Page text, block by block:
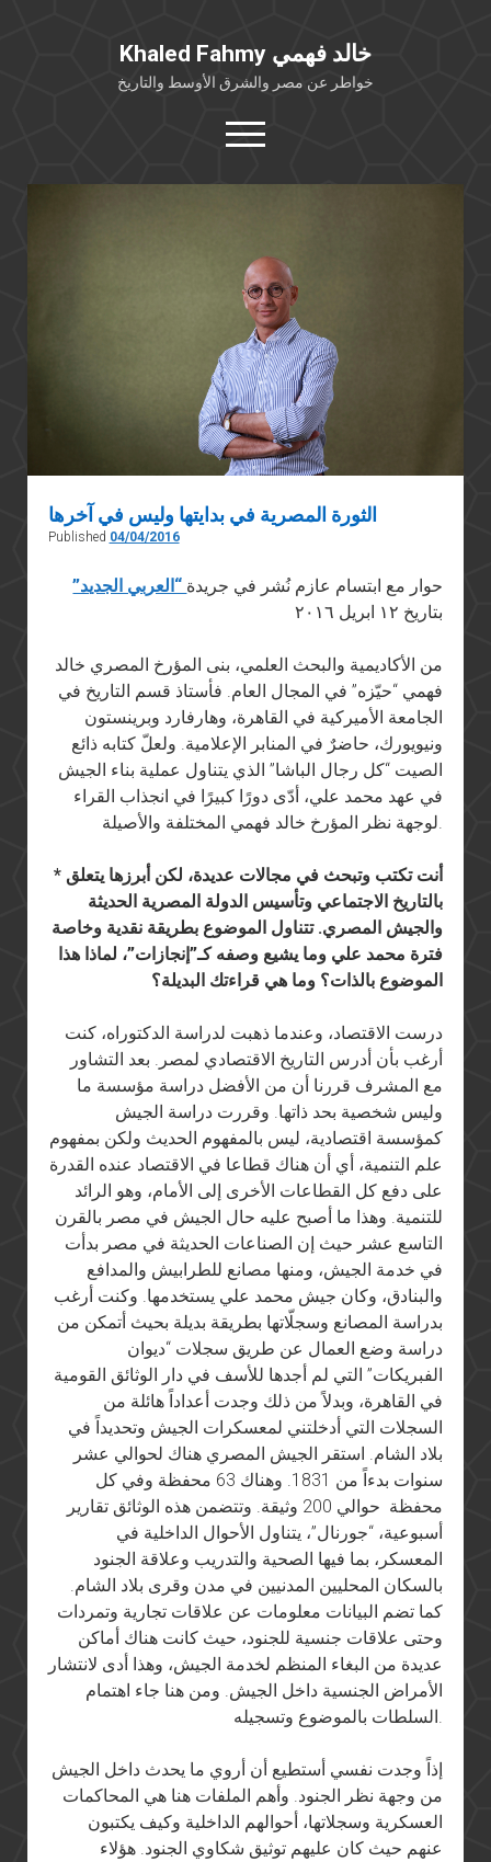
Khaled Fahmy خالد فهمي
خواطر عن مصر والشرق الأوسط والتاريخ
open
menu
twitterfacebook
كتابات أكاديمية
مقالات صحافية
بوستات من فيسبوك
مقابلات في الإعلام
Languages
الثورة المصرية في بدايتها وليس في آخرها
Published 04/04/2016
حوار مع ابتسام عازم نُشر في جريدة “العربي الجديد”
بتاريخ ١٢ ابريل ٢٠١٦
من الأكاديمية والبحث العلمي، بنى المؤرخ المصري خالد
فهمي “حيّزه” في المجال العام. فأستاذ قسم التاريخ في
الجامعة الأميركية في القاهرة، وهارفارد وبرينستون
ونيويورك، حاضرٌ في المنابر الإعلامية. ولعلّ كتابه ذائع
الصيت “كل رجال الباشا” الذي يتناول عملية بناء الجيش
في عهد محمد علي، أدّى دورًا كبيرًا في انجذاب القراء
* أنت تكتب وتبحث في مجالات عديدة، لكن أبرزها يتعلق
بالتاريخ الاجتماعي وتأسيس الدولة المصرية الحديثة
والجيش المصري. تتناول الموضوع بطريقة نقدية وخاصة
فترة محمد علي وما يشيع وصفه كـ”إنجازات”، لماذا هذا
الموضوع بالذات؟ وما هي قراءتك البديلة؟
درست الاقتصاد، وعندما ذهبت لدراسة الدكتوراه، كنت
أرغب بأن أدرس التاريخ الاقتصادي لمصر. بعد التشاور
مع المشرف قررنا أن من الأفضل دراسة مؤسسة ما
وليس شخصية بحد ذاتها. وقررت دراسة الجيش
كمؤسسة اقتصادية، ليس بالمفهوم الحديث ولكن بمفهوم
علم التنمية، أي أن هناك قطاعا في الاقتصاد عنده القدرة
على دفع كل القطاعات الأخرى إلى الأمام، وهو الرائد
للتنمية. وهذا ما أصبح عليه حال الجيش في مصر بالقرن
التاسع عشر حيث إن الصناعات الحديثة في مصر بدأت
في خدمة الجيش، ومنها مصانع للطرابيش والمدافع
والبنادق، وكان جيش محمد علي يستخدمها. وكنت أرغب
بدراسة المصانع وسجلّاتها بطريقة بديلة بحيث أتمكن من
دراسة وضع العمال عن طريق سجلات “ديوان
الفبريكات” التي لم أجدها للأسف في دار الوثائق القومية
في القاهرة، وبدلاً من ذلك وجدت أعداداً هائلة من
السجلات التي أدخلتني لمعسكرات الجيش وتحديداً في
بلاد الشام. استقر الجيش المصري هناك لحوالي عشر
سنوات بدءاً من 1831. وهناك 63 محفظة وفي كل
محفظة حوالي 200 وثيقة. وتتضمن هذه الوثائق تقارير
أسبوعية، “جورنال”، يتناول الأحوال الداخلية في
المعسكر، بما فيها الصحية والتدريب وعلاقة الجنود
بالسكان المحليين المدنيين في مدن وقرى بلاد الشام.
كما تضم البيانات معلومات عن علاقات تجارية وتمردات
وحتى علاقات جنسية للجنود، حيث كانت هناك أماكن
عديدة من البغاء المنظم لخدمة الجيش، وهذا أدى لانتشار
الأمراض الجنسية داخل الجيش. ومن هنا جاء اهتمام
إذاً وجدت نفسي أستطيع أن أروي ما يحدث داخل الجيش
من وجهة نظر الجنود. وأهم الملفات هنا هي المحاكمات
العسكرية وسجلاتها، أحوالهم الداخلية وكيف يكتبون
عنهم حيث كان عليهم توثيق شكاوي الجنود. هؤلاء